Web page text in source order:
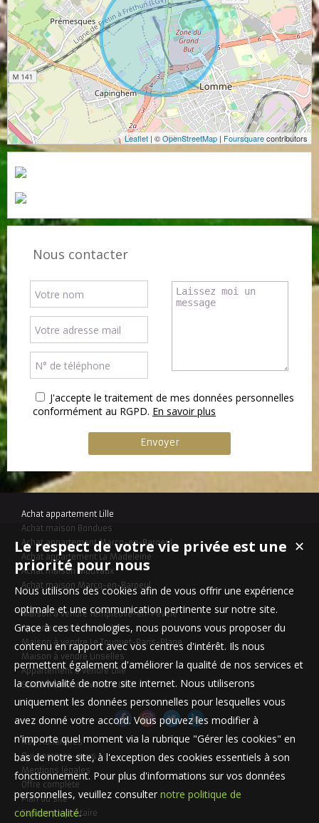
Leaflet | ©OpenStreetMap| Foursquarecontributors
Nous contacter
J'accepte le traitement de mes données personnelles
conformément au RGPD. En savoir plus
Achat appartement Lille
Achat maison Bondues
Achat appartement Marcq-en-Baroeul
Achat appartement La Madeleine
Achat maison Mouvaux
Achat maison Marcq-en-Baroeul
Maison à vendre Templeuve-en-Pévèle
Appartement à vendre Lille
Maison à vendre Le Touquet-Paris-Plage
Maison à vendre Linselles
Appartement à vendre Lille
Stationnement à vendre Lille
Nos Honoraires
Qui sommes-nous
Mentions légales
Offre complète
Plan du site
Espace propriétaire
✕
Le respect de votre vie privée est une
priorité pour nous
Nous utilisons des cookies afin de vous offrir une expérience
optimale et une communication pertinente sur notre site.
Grace à ces technologies, nous pouvons vous proposer du
contenu en rapport avec vos centres d'intérêt. Ils nous
permettent également d'améliorer la qualité de nos services et
la convivialité de notre site internet. Nous utiliserons
uniquement les données personnelles pour lesquelles vous
avez donné votre accord. Vous pouvez les modifier à
n'importe quel moment via la rubrique "Gérer les cookies" en
bas de notre site, à l'exception des cookies essentiels à son
fonctionnement. Pour plus d'informations sur vos données
personnelles, veuillez consulter notre politique de
confidentialité.